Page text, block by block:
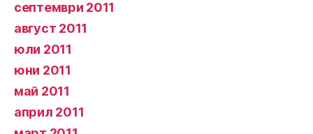
септември 2011
август 2011
юли 2011
юни 2011
май 2011
април 2011